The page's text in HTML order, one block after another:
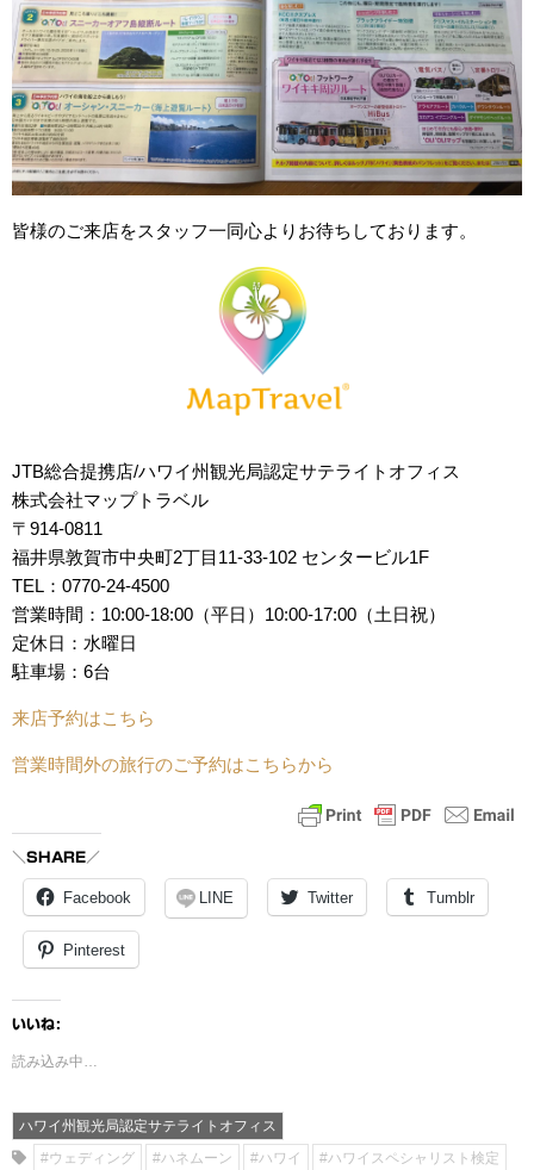
皆様のご来店をスタッフ一同心よりお待ちしております。
JTB総合提携店/ハワイ州観光局認定サテライトオフィス
株式会社マップトラベル
〒914-0811
福井県敦賀市中央町2丁目11-33-102 センタービル1F
TEL：0770-24-4500
営業時間：10:00-18:00（平日）10:00-17:00（土日祝）
定休日：水曜日
駐車場：6台
来店予約はこちら
営業時間外の旅行のご予約はこちらから
＼SHARE／
Facebook LINE Twitter Tumblr
Pinterest
いいね:
読み込み中…
ハワイ州観光局認定サテライトオフィス
#ウェディング
#ハネムーン #ハワイ
#ハワイスペシャリスト検定